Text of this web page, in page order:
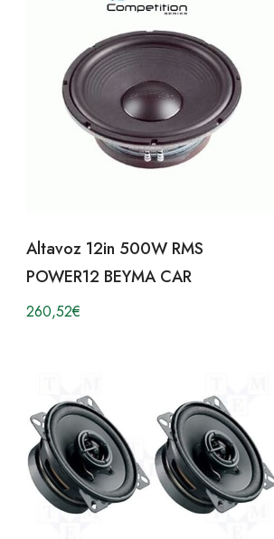
Altavoz 12in 500W RMS
POWER12 BEYMA CAR
260,52€